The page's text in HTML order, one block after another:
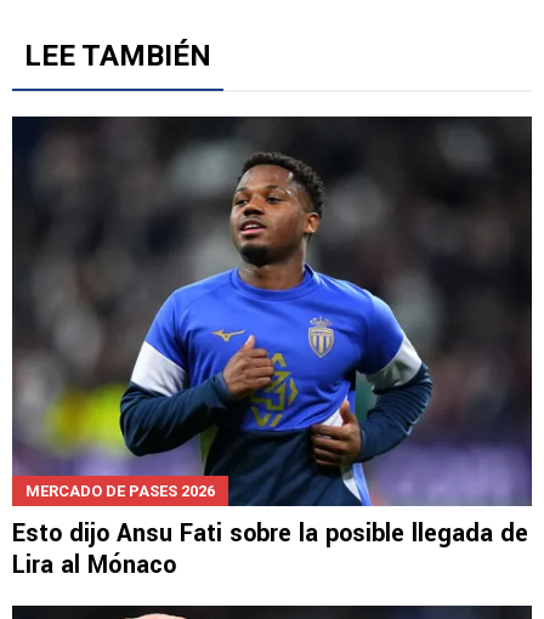
LEE TAMBIÉN
MERCADO DE PASES 2026
Esto dijo Ansu Fati sobre la posible llegada de
Lira al Mónaco